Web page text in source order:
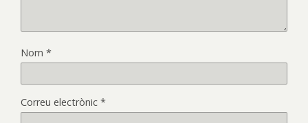
Nom *
Correu electrònic *